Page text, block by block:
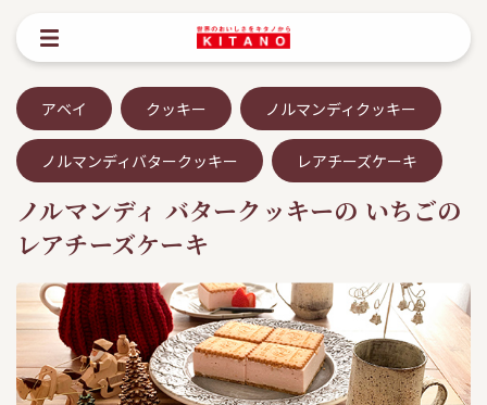
アベイ クッキー ノルマンディクッキー
ノルマンディバタークッキー レアチーズケーキ
ノルマンディ バタークッキーの いちごの
レアチーズケーキ